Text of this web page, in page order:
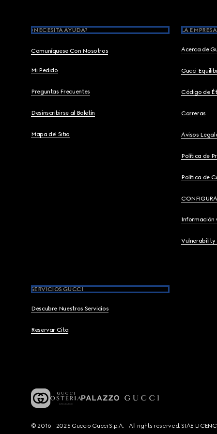
¿NECESITA AYUDA?
Comuníquese Con Nosotros
Mi Pedido
Preguntas Frecuentes
Desinscribirse al Boletín
Mapa del Sitio
LA EMPRESA
Acerca de
Gucci
Código de
Carreras
Avisos
Política de
Política de
Información
Vulnerability
SERVICIOS GUCCI
Descubre Nuestros Servicios
Reservar Cita
© 2016 - 2025 Guccio Gucci S.p.A. - All rights reserved. SIAE